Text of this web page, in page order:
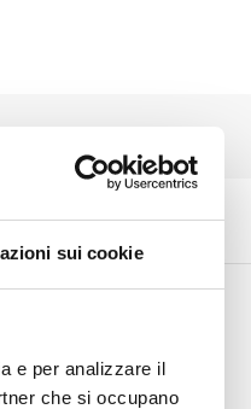
sui cookie
e per analizzare il
che si occupano